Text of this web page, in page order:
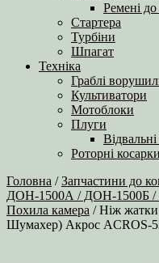
Ремені
Стартера
Турбіни
Шпагат
Техніка
Граблі
Культиватори
Мотоблоки
Плуги
Роторні косарки
Головна /Запчастини до
ДОН-1500А / ДОН-1500Б
Похила камера / Ніж жатки
Шумахер) Акрос ACROS-